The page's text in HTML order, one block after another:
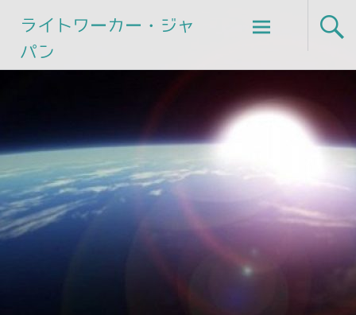
ライトワーカー・ジャ
パン
Skip
to